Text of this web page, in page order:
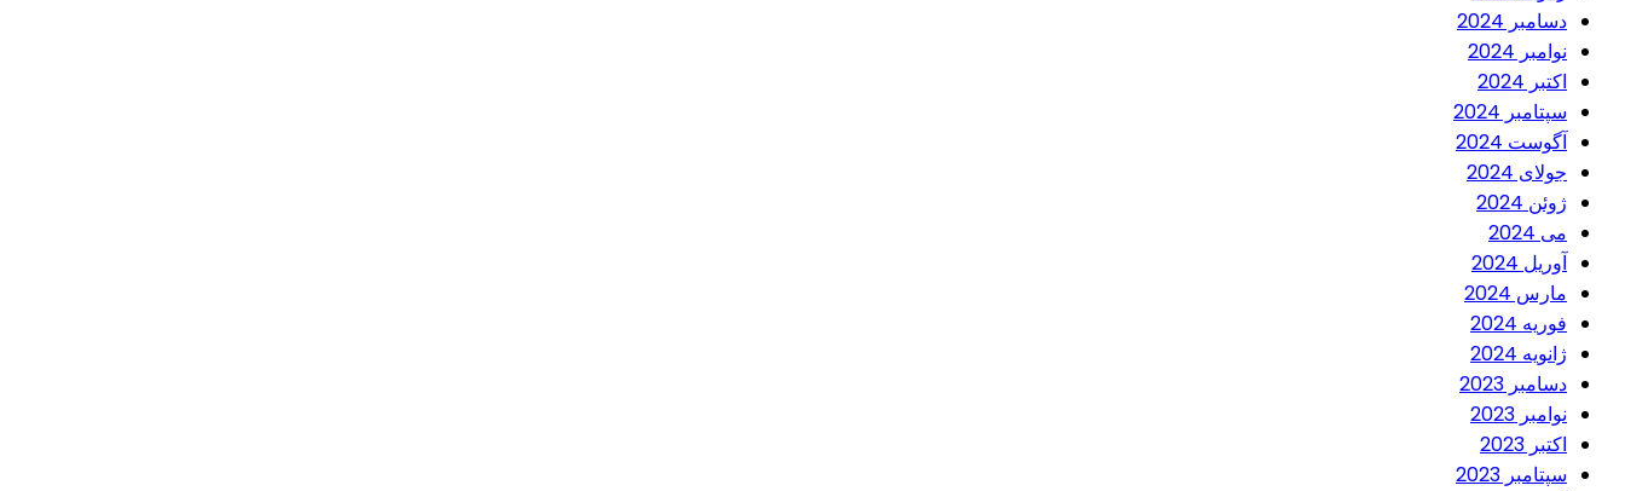
دسامبر 2024
نوامبر 2024
اکتبر 2024
سپتامبر 2024
آگوست 2024
جولای 2024
ژوئن 2024
می 2024
آوریل 2024
مارس 2024
فوریه 2024
ژانویه 2024
دسامبر 2023
نوامبر 2023
اکتبر 2023
سپتامبر 2023